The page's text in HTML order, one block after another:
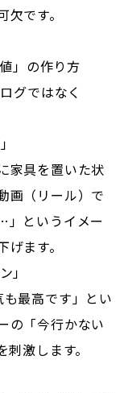
です。
」の作り方
グではなく
家具を置いた状
画（リール）で
」というイメー
ます。
」
も最高です」とい
の「今行かない
激します。